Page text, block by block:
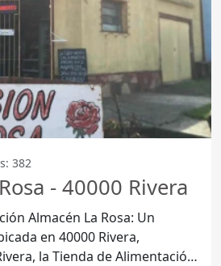
382
- 40000 Rivera
Almacén La Rosa: Un
la Tienda de Alimentación